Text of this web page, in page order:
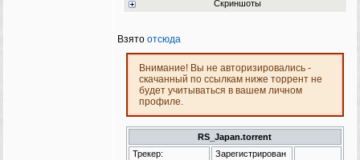
Скриншоты
Взято отсюда
Внимание! Вы не авторизировались -
скачанный по ссылкам ниже торрент не
будет учитываться в вашем личном
профиле.
RS_Japan.torrent
Трекер:
Зарегистрирован